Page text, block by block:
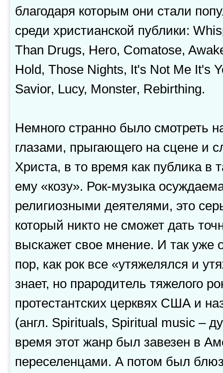
благодаря которым они стали
среди христианской публики:
Than Drugs, Hero, Comatose,
Hold, Those Nights, It's Not Me It's
Savior, Lucy, Monster, Rebirthing.
Немного странно было смотреть
глазами, прыгающего на сцене и
Христа, в то время как публика в
ему «козу». Рок-музыка
религиозными деятелями, это
который никто не сможет дать
выскажет свое мнение. И так уже
пор, как рок все «утяжелялся и
знает, но прародитель тяжелого
протестантских церквях США и
(англ. Spirituals, Spiritual music –
время этот жанр был завезен в
переселенцами. А потом был